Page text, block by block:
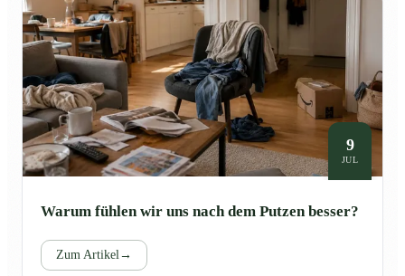
9
JUL
Warum fühlen wir uns nach dem Putzen besser?
Zum Artikel →